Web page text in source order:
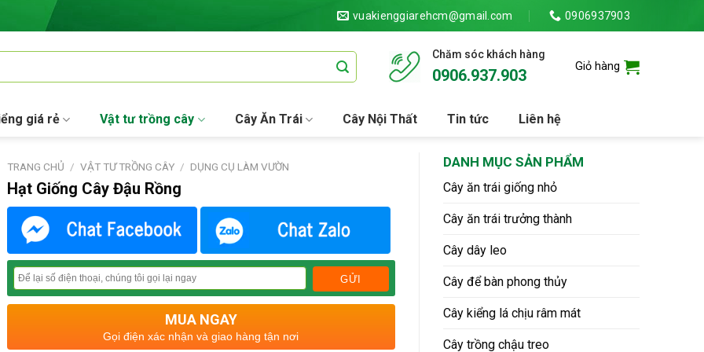
vuakienggiarehcm@gmail.com 0906937903
Chăm sóc khách hàng
0906.937.903 Giỏ hàng
giá rẻ Vật tư trồng cây Cây Ăn Trái Cây Nội Thất Tin tức Liên hệ
DANH MỤC SẢN PHẨM
Cây ăn trái giống nhỏ
Cây ăn trái trưởng thành
Cây dây leo
Cây để bàn phong thủy
Cây kiểng lá chịu râm mát
Cây trồng chậu treo
TRANG CHỦ / VẬT TƯ TRỒNG CÂY / DỤNG CỤ LÀM VƯỜN
Hạt Giống Cây Đậu Rồng
MUA NGAY
Gọi điện xác nhận và giao hàng tận nơi